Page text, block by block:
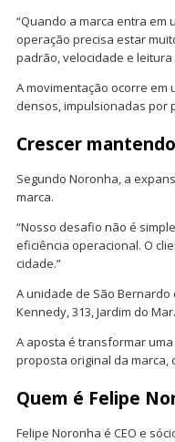
“Quando a marca entra em
operação precisa estar
padrão, velocidade e
A movimentação ocorre em
densos, impulsionadas por
Crescer
Segundo Noronha, a
marca.
“Nosso desafio não é
eficiência operacional. O
cidade.”
A unidade de São
Kennedy, 313, Jardim do Mar.
A aposta é transformar
proposta original da marca,
Quem é Felipe
Felipe Noronha é CEO e